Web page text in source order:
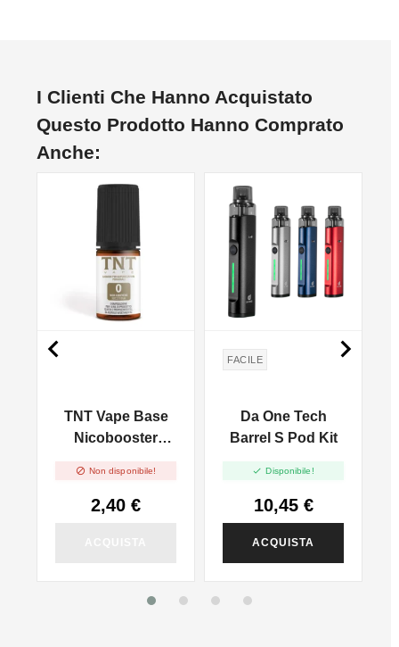
I Clienti Che Hanno Acquistato
Questo Prodotto Hanno Comprato
Anche:
TNT Vape Base
Nicobooster
 Non disponibile!
2,40 €
FACILE
Da One Tech
Barrel S Pod Kit
 Disponibile!
10,45 €
ACQUISTA
 